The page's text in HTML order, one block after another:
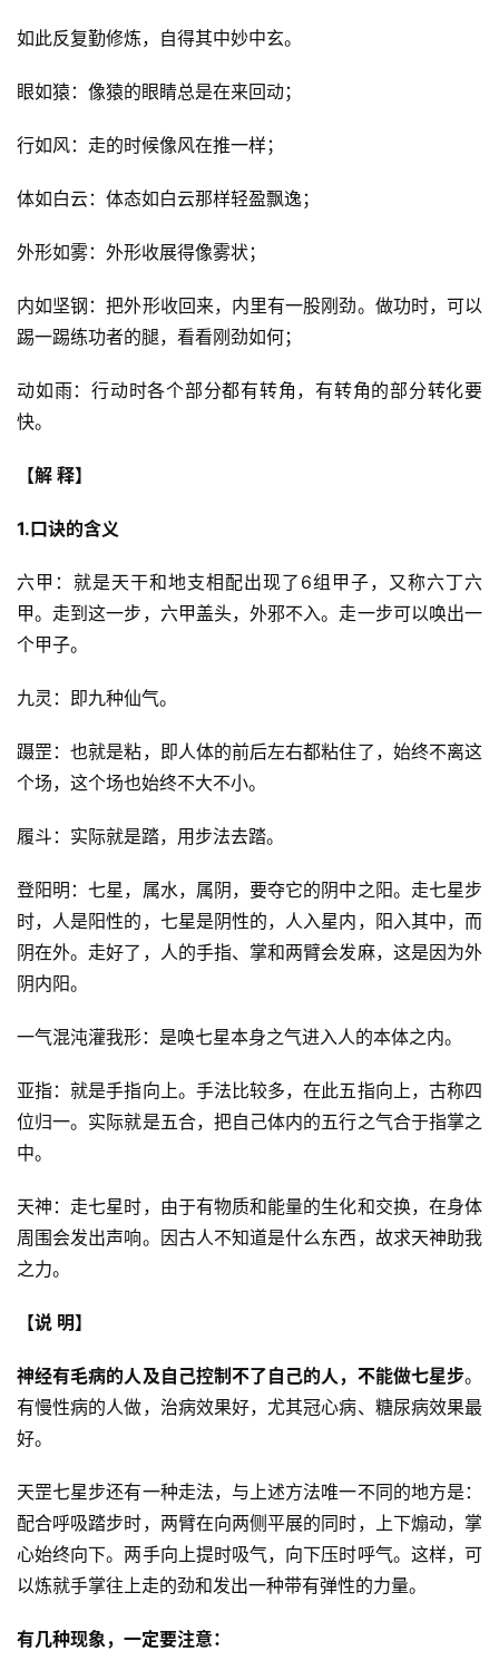
如此反复勤修炼，自得其中妙中玄。
眼如猿：像猿的眼睛总是在来回动；
行如风：走的时候像风在推一样；
体如白云：体态如白云那样轻盈飘逸；
外形如雾：外形收展得像雾状；
内如坚钢：把外形收回来，内里有一股刚劲。做功时，可以
踢一踢练功者的腿，看看刚劲如何；
动如雨：行动时各个部分都有转角，有转角的部分转化要
快。
【解 释】
1.口诀的含义
六甲：就是天干和地支相配出现了6组甲子，又称六丁六
甲。走到这一步，六甲盖头，外邪不入。走一步可以唤出一
个甲子。
九灵：即九种仙气。
蹑罡：也就是粘，即人体的前后左右都粘住了，始终不离这
个场，这个场也始终不大不小。
履斗：实际就是踏，用步法去踏。
登阳明：七星，属水，属阴，要夺它的阴中之阳。走七星步
时，人是阳性的，七星是阴性的，人入星内，阳入其中，而
阴在外。走好了，人的手指、掌和两臂会发麻，这是因为外
阴内阳。
一气混沌灌我形：是唤七星本身之气进入人的本体之内。
亚指：就是手指向上。手法比较多，在此五指向上，古称四
位归一。实际就是五合，把自己体内的五行之气合于指掌之
中。
天神：走七星时，由于有物质和能量的生化和交换，在身体
周围会发出声响。因古人不知道是什么东西，故求天神助我
之力。
【说 明】
神经有毛病的人及自己控制不了自己的人，不能做七星步。
有慢性病的人做，治病效果好，尤其冠心病、糖尿病效果最
好。
天罡七星步还有一种走法，与上述方法唯一不同的地方是：
配合呼吸踏步时，两臂在向两侧平展的同时，上下煽动，掌
心始终向下。两手向上提时吸气，向下压时呼气。这样，可
以炼就手掌往上走的劲和发出一种带有弹性的力量。
有几种现象，一定要注意：